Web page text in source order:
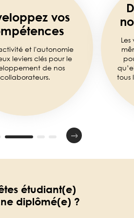
vos
et l'autonomie
leviers clés pour le
de nos
collaborateurs.
tous
étudiant(e)
diplômé(e) ?